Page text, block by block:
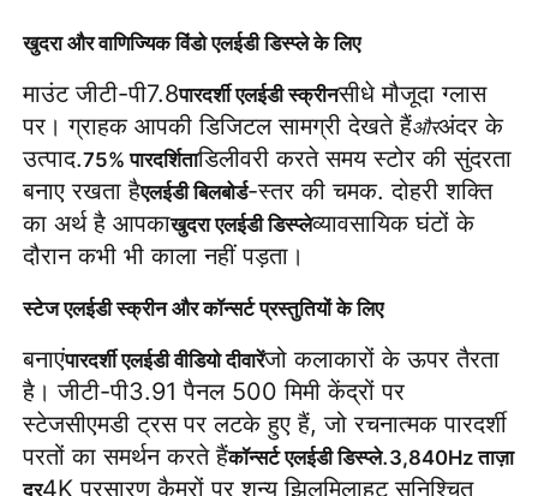
खुदरा और वाणिज्यिक विंडो एलईडी डिस्प्ले के लिए
माउंट जीटी-पी7.8पारदर्शी एलईडी स्क्रीनसीधे मौजूदा ग्लास
पर। ग्राहक आपकी डिजिटल सामग्री देखते हैंऔरअंदर के
उत्पाद.75% पारदर्शिताडिलीवरी करते समय स्टोर की सुंदरता
बनाए रखता हैएलईडी बिलबोर्ड-स्तर की चमक. दोहरी शक्ति
का अर्थ है आपकाखुदरा एलईडी डिस्प्लेव्यावसायिक घंटों के
दौरान कभी भी काला नहीं पड़ता।
स्टेज एलईडी स्क्रीन और कॉन्सर्ट प्रस्तुतियों के लिए
बनाएंपारदर्शी एलईडी वीडियो दीवारेंजो कलाकारों के ऊपर तैरता
है। जीटी-पी3.91 पैनल 500 मिमी केंद्रों पर
स्टेजसीएमडी ट्रस पर लटके हुए हैं, जो रचनात्मक पारदर्शी
परतों का समर्थन करते हैंकॉन्सर्ट एलईडी डिस्प्ले.3,840Hz ताज़ा
दर4K प्रसारण कैमरों पर शून्य झिलमिलाहट सुनिश्चित